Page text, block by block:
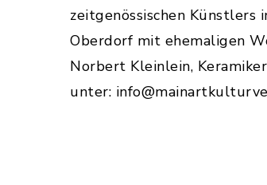
zeitgenössischen
Oberdorf mit ehemaligen
Norbert Kleinlein,
unter: